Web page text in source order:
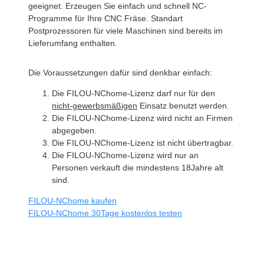
geeignet. Erzeugen Sie einfach und schnell NC-
Programme für Ihre CNC Fräse. Standart
Postprozessoren für viele Maschinen sind bereits im
Lieferumfang enthalten.
Die Voraussetzungen dafür sind denkbar einfach:
Die FILOU-NChome-Lizenz darf nur für den
nicht-gewerbsmäßigen Einsatz benutzt werden.
Die FILOU-NChome-Lizenz wird nicht an Firmen
abgegeben.
Die FILOU-NChome-Lizenz ist nicht übertragbar.
Die FILOU-NChome-Lizenz wird nur an
Personen verkauft die mindestens 18Jahre alt
sind.
FILOU-NChome kaufen
FILOU-NChome 30Tage kostenlos testen